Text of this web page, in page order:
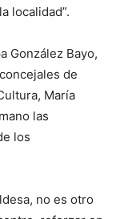
localidad”.
González Bayo,
de
María
las
los
no es otro